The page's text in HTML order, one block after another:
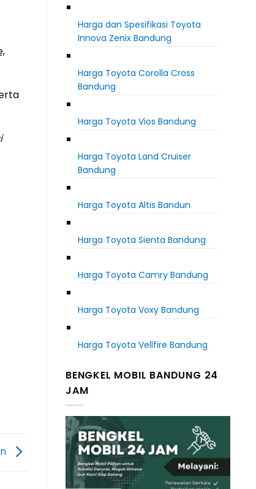
Harga dan Spesifikasi Toyota
Innova Zenix Bandung
Harga Toyota Corolla Cross
Bandung
Harga Toyota Vios Bandung
Harga Toyota Land Cruiser
Bandung
Harga Toyota Altis Bandun
Harga Toyota Sienta Bandung
Harga Toyota Camry Bandung
Harga Toyota Voxy Bandung
Harga Toyota Vellfire Bandung
BENGKEL MOBIL BANDUNG 24
JAM